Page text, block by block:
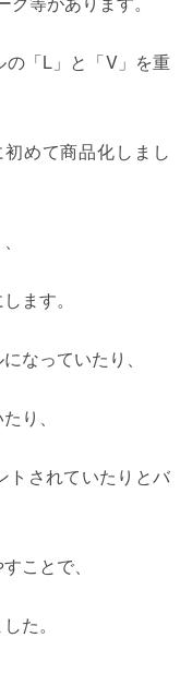
の「L」と「V」を重
めて商品化しまし
ます。
なっていたり、
り、
トされていたりとバ
ことで、
た。